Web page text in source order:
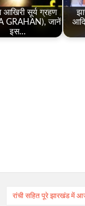
आखिरी सूर्य ग्रहण
GRAHAN), जानें
इस…
रांची सहित पूरे झारखंड में